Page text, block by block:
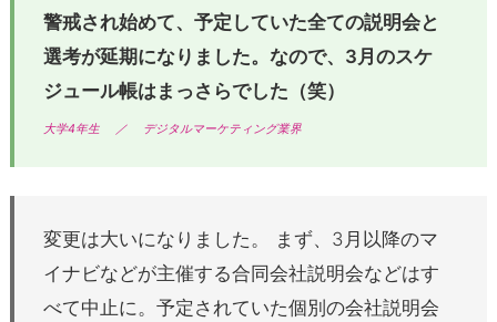
警戒され始めて、予定していた全ての説明会と
選考が延期になりました。なので、 3 月のスケ
ジュール帳はまっさらでした（笑）
大学4年生 ／ デジタルマーケティング業界
変更は大いになりました。 まず、3月以降のマ
イナビなどが主催する合同会社説明会などはす
べて中止に。予定されていた個別の会社説明会